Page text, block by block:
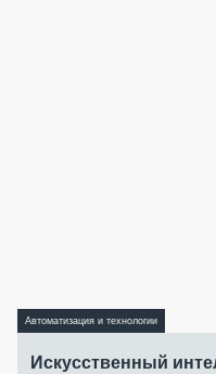
Автоматизация и технологии
Искусственный